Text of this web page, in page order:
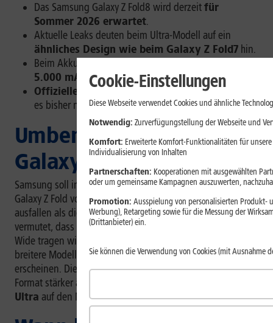
Das Samsung Galaxy Z Fold8 wird derzeitfür
Sommer 2026 erwartet.
Aktuelle Leaks deuten beim Ultra-Modell auf ein
ähnliches Design wie beim Galaxy Z Fold7 hin.
Beim Akku wird ein Sprung von 4.400 mAh auf
5.000 mAh
diskutiert.
Offizielle Datenzum Samsung Galaxy Z Fold8 gibt
es bisher nicht.
Umbenennung des
Galaxy Z Fold
Samsung soll in diesem Jahr zwei Varianten des neuen
Galaxy Z Fold vorstellen. Eines der Modelle könnte breiter
ausfallen als die bisherigen Generationen. Zunächst wurde
vermutet, dass diese Version den Namen Galaxy Z Fold
Wide tragen wird. Aktuellen Berichten zufolge soll das
breitere Modell nun jedoch als reguläres Galaxy Z Fold
erscheinen. Die schmalere Variante, die dem bisherigen
Format stärker ähnelt, könnte dagegen als
Ultra auf den Markt kommen.[1]
Cookie-Einstellungen
Diese Webseite verwendet Cookies und ähnliche
Notwendig: Zurverfügungstellung der Webseite und
Komfort: Erweiterte Komfort-Funktionalitäten für
Individualisierung von Inhalten
Partnerschaften: Kooperationen mit ausgewählten
oder um gemeinsame Kampagnen auszuwerten,
Promotion: Ausspielung von personalisierten Produkt-
Werbung), Retargeting sowie für die Messung der
(Drittanbieter) ein.
Sie können die Verwendung von Cookies (mit Ausnahme